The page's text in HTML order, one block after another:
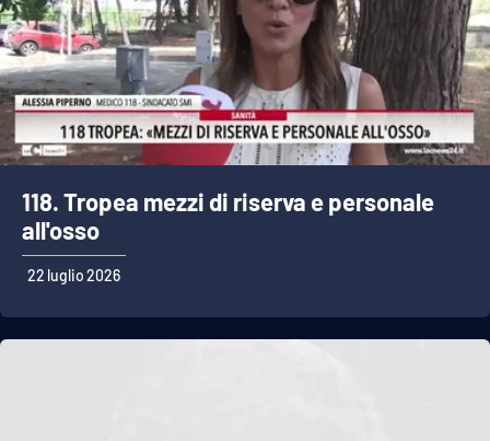
118. Tropea mezzi di riserva e personale
all'osso
22 luglio 2026